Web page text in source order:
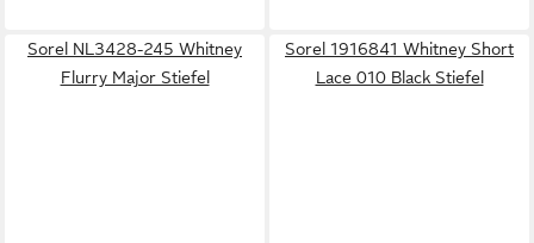
Sorel NL3428-245 Whitney
Flurry Major Stiefel
Sorel 1916841 Whitney Short
Lace 010 Black Stiefel